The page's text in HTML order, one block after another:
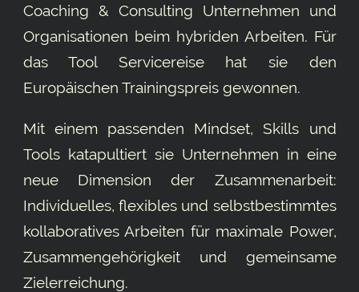
Coaching & Consulting Unternehmen und
Organisationen beim hybriden Arbeiten. Für
das Tool Servicereisehat sie den
Europäischen Trainingspreis gewonnen.
Mit einem passenden Mindset, Skills und
Tools katapultiert sie Unternehmen in eine
neue Dimension der Zusammenarbeit:
Individuelles, flexibles und selbstbestimmtes
kollaboratives Arbeiten für maximale Power,
Zusammengehörigkeit und gemeinsame
Ziel­erreichung.